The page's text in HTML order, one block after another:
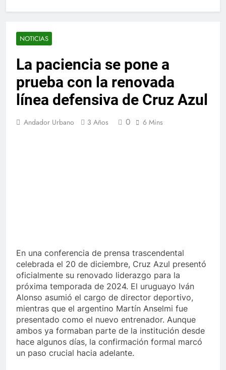
NOTICIAS
La paciencia se pone a
prueba con la renovada
línea defensiva de Cruz Azul
Andador Urbano 3 Años 0 6 Mins
En una conferencia de prensa trascendental
celebrada el 20 de diciembre, Cruz Azul presentó
oficialmente su renovado liderazgo para la
próxima temporada de 2024. El uruguayo Iván
Alonso asumió el cargo de director deportivo,
mientras que el argentino Martín Anselmi fue
presentado como el nuevo entrenador. Aunque
ambos ya formaban parte de la institución desde
hace algunos días, la confirmación formal marcó
un paso crucial hacia adelante.